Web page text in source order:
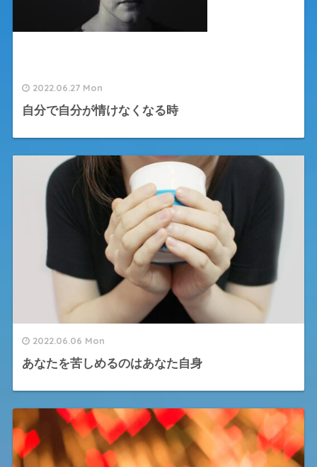
2022.06.27 Mon
自分で自分が情けなくなる時
2022.06.06 Mon
あなたを苦しめるのはあなた自身